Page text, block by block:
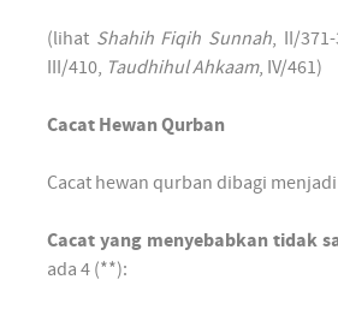
(lihat Shahih Fiqih Sunnah, II/371-
III/410, Taudhihul Ahkaam, IV/461)
Cacat Hewan Qurban
Cacat hewan qurban dibagi menjadi
Cacat yang menyebabkan tidak
ada 4 (**):